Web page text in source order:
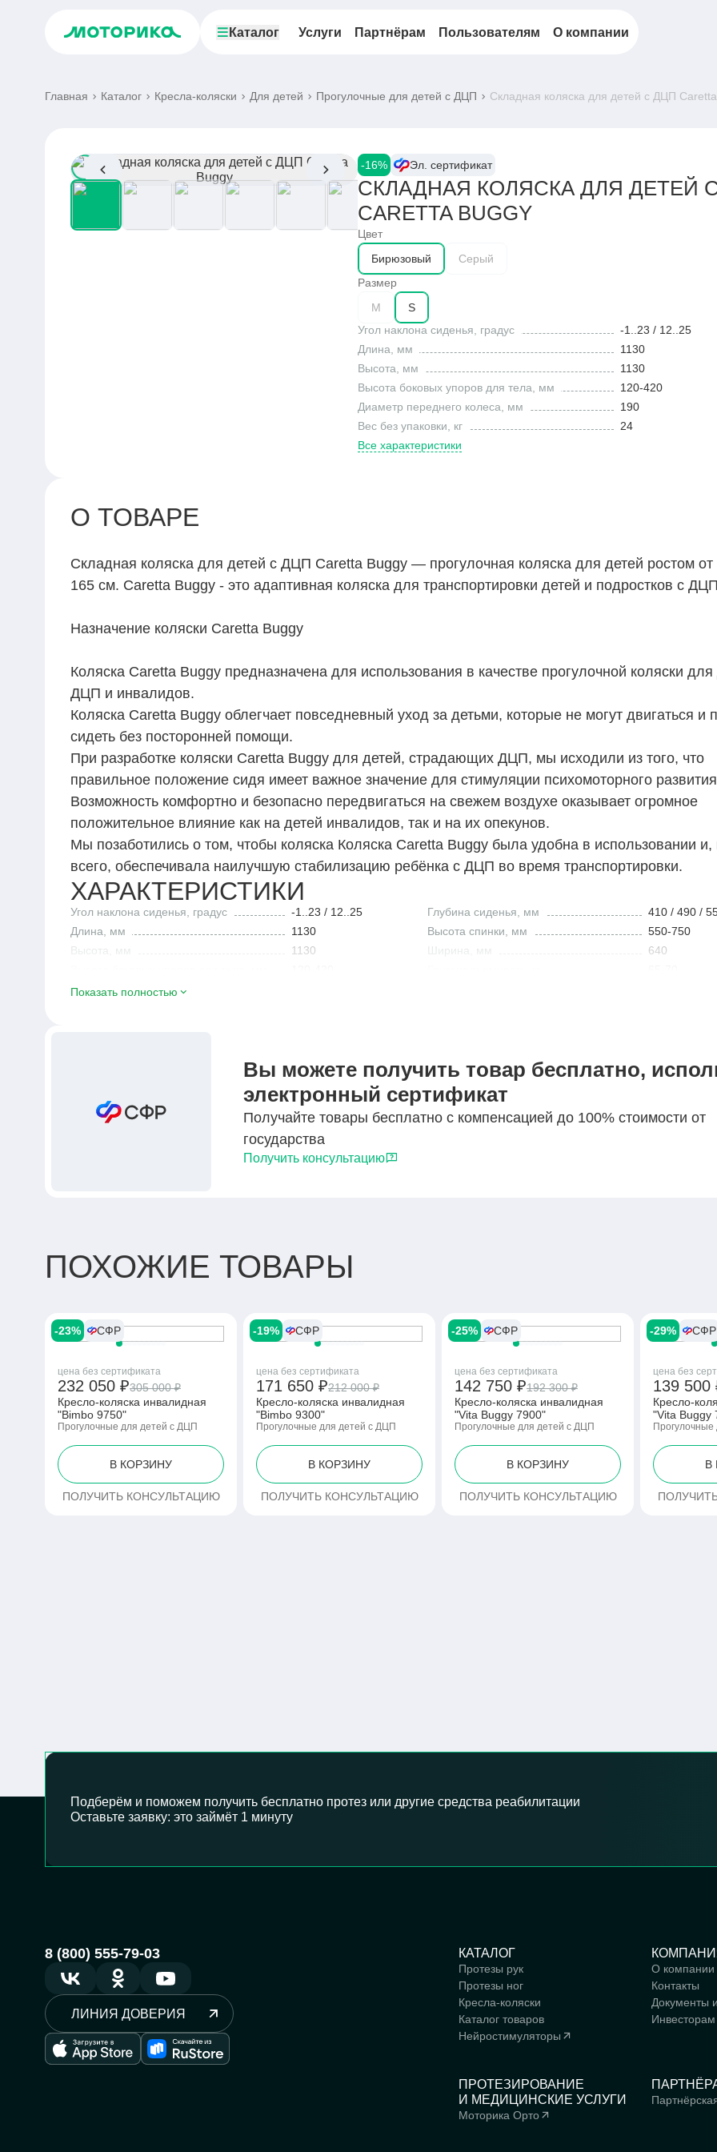
Каталог Услуги Партнёрам Пользователям О компании
Главная Каталог Кресла-коляски Для детей Прогулочные для детей с ДЦП Складная коляска для детей с ДЦП
-16% Эл. сертификат
СКЛАДНАЯ КОЛЯСКА ДЛЯ ДЕТЕЙ
CARETTA BUGGY
Цвет
Бирюзовый
Серый
Размер
M
S
Угол наклона сиденья, градус
-1..23 / 12..25
Длина, мм
1130
Высота, мм
1130
Высота боковых упоров для тела, мм
120-420
Диаметр переднего колеса, мм
190
Вес без упаковки, кг
24
Все характеристики
О ТОВАРЕ
Складная коляска для детей с ДЦП Caretta Buggy — прогулочная коляска для детей ростом
165 см. Caretta Buggy - это адаптивная коляска для транспортировки детей и подростков с
Назначение коляски Caretta Buggy
Коляска Caretta Buggy предназначена для использования в качестве прогулочной коляски для
ДЦП и инвалидов.
Коляска Caretta Buggy облегчает повседневный уход за детьми, которые не могут двигаться и
сидеть без посторонней помощи.
При разработке коляски Caretta Buggy для детей, страдающих ДЦП, мы исходили из того, что
правильное положение сидя имеет важное значение для стимуляции психомоторного
Возможность комфортно и безопасно передвигаться на свежем воздухе оказывает огромное
положительное влияние как на детей инвалидов, так и на их опекунов.
Мы позаботились о том, чтобы коляска Коляска Caretta Buggy была удобна в использовании
ХАРАКТЕРИСТИКИ
Угол наклона сиденья, градус
-1..23 / 12..25
Длина, мм
1130
Высота, мм
1130
Диаметр переднего колеса, мм
Глубина сиденья, мм
410 / 490 /
Высота спинки, мм
550-750
Ширина, мм
640
наклона
Блокировка
Регулировка
Показать полностью
Вы можете получить товар бесплатно,
электронный сертификат
Получайте товары бесплатно с компенсацией до 100% стоимости от
государства
Получить консультацию
ПОХОЖИЕ ТОВАРЫ
-23% СФР
цена без сертификата
232 050 ₽305 000 ₽
Кресло-коляска инвалидная
"Bimbo 9750"
Прогулочные для детей с ДЦП
В КОРЗИНУ
ПОЛУЧИТЬ КОНСУЛЬТАЦИЮ
-19% СФР
цена без сертификата
171 650 ₽212 000 ₽
Кресло-коляска инвалидная
"Bimbo 9300"
Прогулочные для детей с ДЦП
В КОРЗИНУ
ПОЛУЧИТЬ КОНСУЛЬТАЦИЮ
-25% СФР
цена без сертификата
142 750 ₽192 300 ₽
Кресло-коляска инвалидная
"Vita Buggy 7900"
Прогулочные для детей с ДЦП
В КОРЗИНУ
ПОЛУЧИТЬ КОНСУЛЬТАЦИЮ
-29% СФР
цена без
139 500
Кресло-
"Vita Buggy
В
Подберём и поможем получить бесплатно протез или другие средства реабилитации
Оставьте заявку: это займёт 1 минуту
8 (800) 555-79-03
ЛИНИЯ ДОВЕРИЯ
КАТАЛОГ
Протезы рук
Протезы ног
Кресла-коляски
Каталог товаров
Нейростимуляторы
О компании
Контакты
Документы
Инвесторам
ПРОТЕЗИРОВАНИЕ
И МЕДИЦИНСКИЕ УСЛУГИ
Моторика Орто